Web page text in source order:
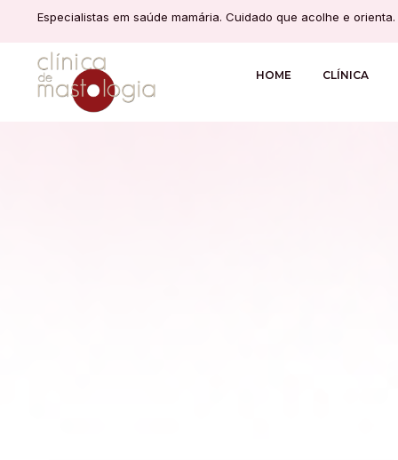
Especialistas em saúde mamária. Cuidado que acolhe e orienta.
HOME CLÍNICA